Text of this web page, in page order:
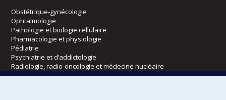
Obstétrique-gynécologie
Ophtalmologie
Pathologie et biologie cellulaire
Pharmacologie et physiologie
Pédiatrie
Psychiatrie et d’addictologie
Radiologie, radio-oncologie et médecine nucléaire